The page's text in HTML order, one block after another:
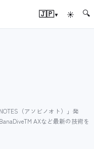
🇯🇵▾ ☀ 🔍
（アソビノオト）」発
AXなど最新の技術を